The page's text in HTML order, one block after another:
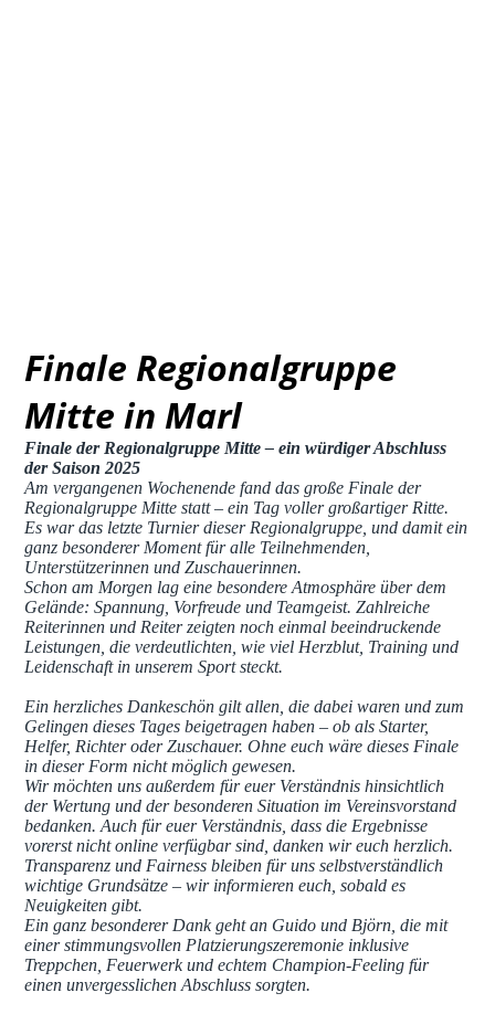
Finale Regionalgruppe
Mitte in Marl
Finale der Regionalgruppe Mitte – ein würdiger Abschluss
der Saison 2025
Am vergangenen Wochenende fand das große Finale der
Regionalgruppe Mitte statt – ein Tag voller großartiger Ritte.
Es war das letzte Turnier dieser Regionalgruppe, und damit ein
ganz besonderer Moment für alle Teilnehmenden,
Unterstützerinnen und Zuschauerinnen.
Schon am Morgen lag eine besondere Atmosphäre über dem
Gelände: Spannung, Vorfreude und Teamgeist. Zahlreiche
Reiterinnen und Reiter zeigten noch einmal beeindruckende
Leistungen, die verdeutlichten, wie viel Herzblut, Training und
Leidenschaft in unserem Sport steckt.
Ein herzliches Dankeschön gilt allen, die dabei waren und zum
Gelingen dieses Tages beigetragen haben – ob als Starter,
Helfer, Richter oder Zuschauer. Ohne euch wäre dieses Finale
in dieser Form nicht möglich gewesen.
Wir möchten uns außerdem für euer Verständnis hinsichtlich
der Wertung und der besonderen Situation im Vereinsvorstand
bedanken. Auch für euer Verständnis, dass die Ergebnisse
vorerst nicht online verfügbar sind, danken wir euch herzlich.
Transparenz und Fairness bleiben für uns selbstverständlich
wichtige Grundsätze – wir informieren euch, sobald es
Neuigkeiten gibt.
Ein ganz besonderer Dank geht an Guido und Björn, die mit
einer stimmungsvollen Platzierungszeremonie inklusive
Treppchen, Feuerwerk und echtem Champion-Feeling für
einen unvergesslichen Abschluss sorgten.